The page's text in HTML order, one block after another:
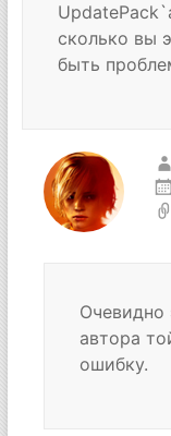
сколько вы
быть
Очевидно
автора
ошибку.